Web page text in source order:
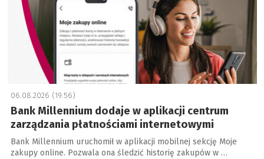
06.08.2026 (19:56)
Bank Millennium dodaje w aplikacji centrum
zarządzania płatnościami internetowymi
Bank Millennium uruchomił w aplikacji mobilnej sekcję Moje
zakupy online. Pozwala ona śledzić historię zakupów w …